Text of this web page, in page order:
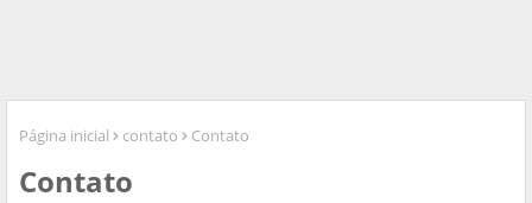
Página inicial contato Contato
Contato